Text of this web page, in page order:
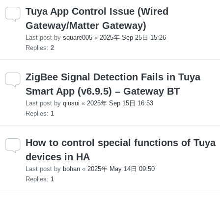
Tuya App Control Issue (Wired
Gateway/Matter Gateway)
Last post by square005 « 2025年 Sep 25日 15:26
Replies: 2
ZigBee Signal Detection Fails in Tuya
Smart App (v6.9.5) – Gateway BT
Last post by qiusui « 2025年 Sep 15日 16:53
Replies: 1
How to control special functions of Tuya
devices in HA
Last post by bohan « 2025年 May 14日 09:50
Replies: 1